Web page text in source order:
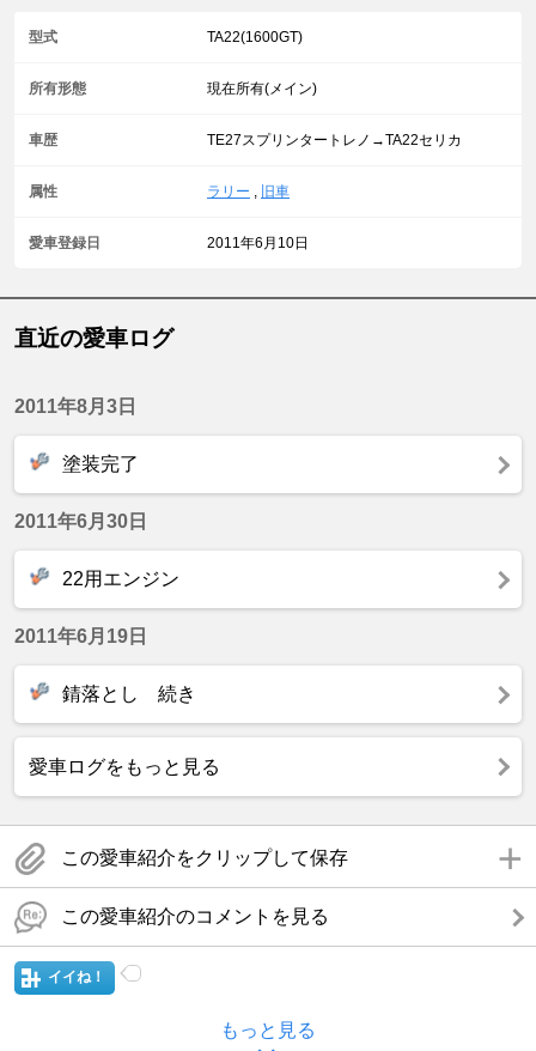
型式 TA22(1600GT)
所有形態 現在所有(メイン)
車歴 TE27スプリンタートレノ→TA22セリカ
属性 ラリー , 旧車
愛車登録日 2011年6月10日
直近の愛車ログ
2011年8月3日
塗装完了
2011年6月30日
22用エンジン
2011年6月19日
錆落とし 続き
愛車ログをもっと見る
この愛車紹介をクリップして保存
この愛車紹介のコメントを見る
イイね！
もっと見る